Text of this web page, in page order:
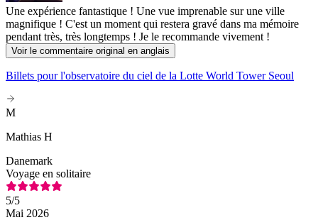
Une expérience fantastique ! Une vue imprenable sur une ville
magnifique ! C'est un moment qui restera gravé dans ma mémoire
pendant très, très longtemps ! Je le recommande vivement !
Voir le commentaire original en anglais
Billets pour l'observatoire du ciel de la Lotte World Tower Seoul
M
Mathias H
Danemark
Voyage en solitaire
5/5
Mai 2026